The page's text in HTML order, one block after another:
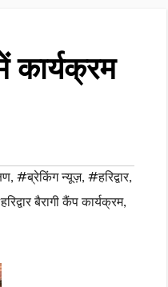
कार्यक्रम
, #ब्रेकिंग न्यूज़, #हरिद्वार,
बैरागी कैंप कार्यक्रम,